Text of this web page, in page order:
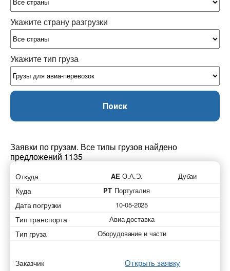
Укажите страну разгрузки
Укажите тип груза
Поиск
Заявки по грузам. Все типы грузов найдено
предложений 1135
Откуда AE О.А.Э. Дубаи
Куда PT Португалия
Дата погрузки 10-05-2025
Тип транспорта Авиа-доставка
Тип груза Оборудование и части
Заказчик Открыть заявку